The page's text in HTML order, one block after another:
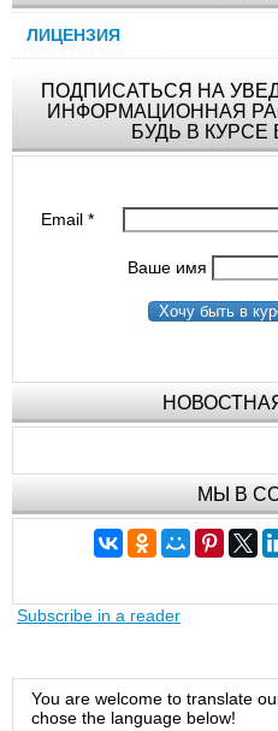
ЛИЦЕНЗИЯ
ПОДПИСАТЬСЯ НА
ИНФОРМАЦИОННАЯ
БУДЬ В
Email*
Ваше имя
Хочу быть в
МЫ В
Subscribe in a reader
You are welcome to translate
chose the language below!